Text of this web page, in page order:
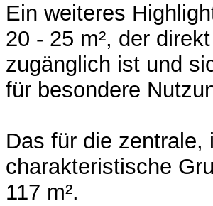
Ein weiteres
20 - 25 m², der
zugänglich ist und
für besondere
Das für die zentrale,
charakteristische
117 m².